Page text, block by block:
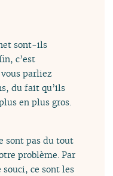
sont-ils
c’est
parliez
du fait qu’ils
en plus gros.
sont pas du tout
problème. Par
souci, ce sont les